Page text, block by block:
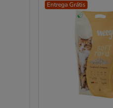
Entrega Grátis